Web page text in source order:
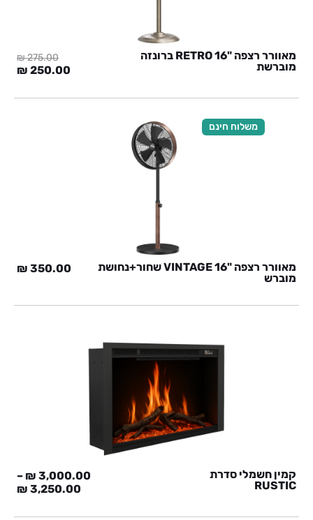
מאוורר רצפה "RETRO 16 ברונזה
מוברשת
275.00
₪
המחיר
היה:
250.00
₪
משלוח חינם
מאוורר רצפה "VINTAGE 16 שחור+נחושת
מוברש
350.00
₪
קמין חשמלי סדרת
RUSTIC
3,000.00
₪
–
3,250.00
₪